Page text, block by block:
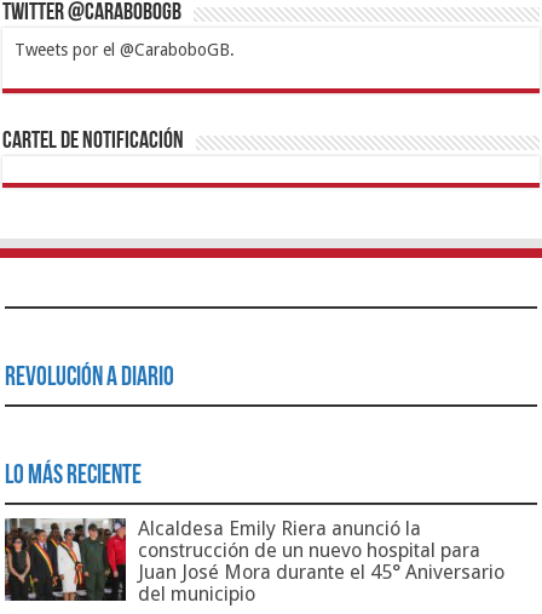
Twitter @CaraboboGB
Tweets por el @CaraboboGB.
1xbetBetturkeyBetistKralbetSupertotobetTipobetMatadorbetMariobet
https://mvbcasino.com/
Cartel de Notificación
Revolución a Diario
Lo Más Reciente
Alcaldesa Emily Riera anunció la
construcción de un nuevo hospital para
Juan José Mora durante el 45° Aniversario
del municipio